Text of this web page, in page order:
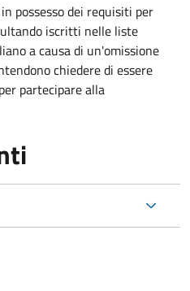
possesso dei requisiti per
iscritti nelle liste
a causa di un'omissione
chiedere di essere
partecipare alla